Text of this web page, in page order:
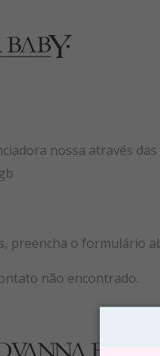
nossa através das
preencha o formulário
não encontrado.